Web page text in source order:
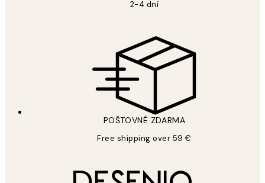
2-4 dní
POŠTOVNÉ ZDARMA
Free shipping over 59 €